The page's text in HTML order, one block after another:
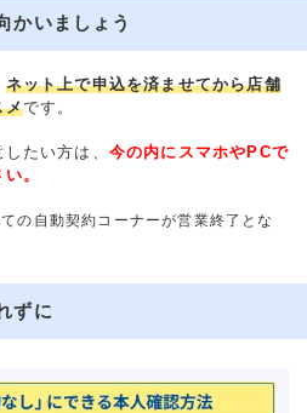
かいましょう
ネット上で申込を済ませてから店舗
メです。
たい方は、 今の内にスマホやPCで
。
の自動契約コーナーが営業終了とな
ずに